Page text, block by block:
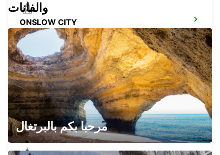
ONSLOW CITY
ONSLOW - AUSTRALIA
PARABURDOO AIRPORT
PARABURDOO - AUSTRALIA
والفانات
مرحبا بكم بالبرتغال